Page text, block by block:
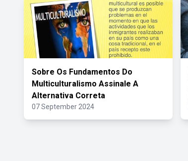
Sobre Os Fundamentos Do
Multiculturalismo Assinale A
Alternativa Correta
07 September 2024